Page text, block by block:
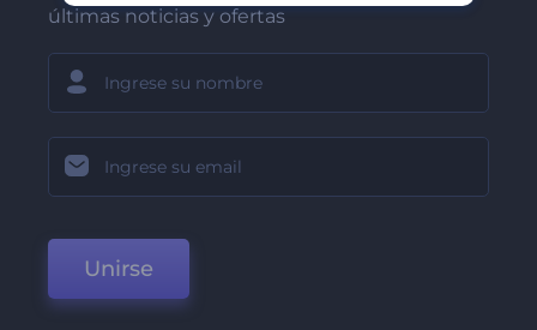
últimas noticias y ofertas
Unirse